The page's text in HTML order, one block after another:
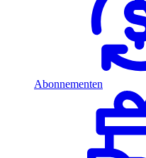
Abonnementen